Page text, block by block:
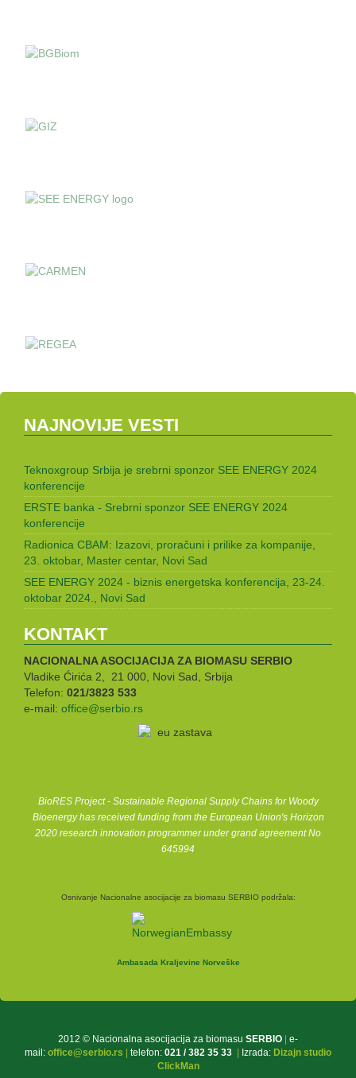
NAJNOVIJE VESTI
Teknoxgroup Srbija je srebrni sponzor SEE ENERGY 2024
konferencije
ERSTE banka - Srebrni sponzor SEE ENERGY 2024
konferencije
Radionica CBAM: Izazovi, proračuni i prilike za kompanije,
23. oktobar, Master centar, Novi Sad
SEE ENERGY 2024 - biznis energetska konferencija, 23-24.
oktobar 2024., Novi Sad
KONTAKT
NACIONALNA ASOCIJACIJA ZA BIOMASU SERBIO
Vladike Ćirića 2, 21 000, Novi Sad, Srbija
Telefon: 021/3823 533
e-mail: office@serbio.rs
BioRES Project - Sustainable Regional Supply Chains for Woody
Bioenergy has received funding from the European Union's Horizon
2020 research innovation programmer under grand agreement No
645994
Osnivanje Nacionalne asocijacije za biomasu SERBIO podržala:
Ambasada Kraljevine Norveške
2012 © Nacionalna asocijacija za biomasu SERBIO | e-
mail: office@serbio.rs | telefon: 021 / 382 35 33 | Izrada: Dizajn studio
ClickMan